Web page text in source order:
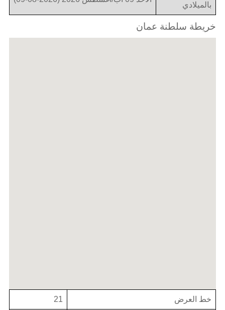
بالميلادي
خريطة سلطنة عمان
خط العرض 21